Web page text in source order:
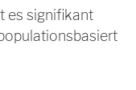
es signifikant